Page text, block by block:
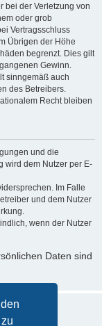
bei der Verletzung von
oder grob
Vertragsschluss
Übrigen der Höhe
begrenzt. Dies gilt
Gewinn.
sinngemäß auch
des Betreibers.
Recht bleiben
und die
wird dem Nutzer per E-
Im Falle
und dem Nutzer
wenn der Nutzer
Daten sind